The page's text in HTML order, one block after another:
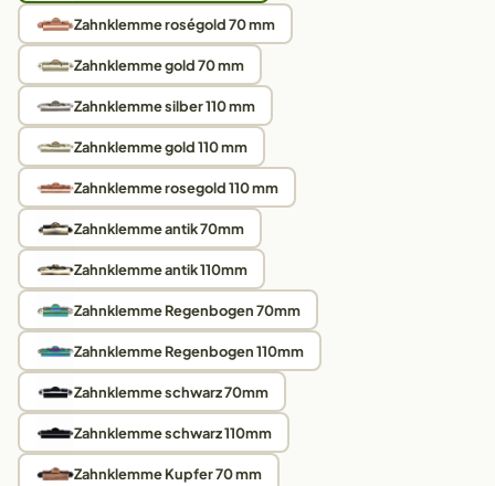
Zahnklemme roségold 70 mm
Zahnklemme gold 70 mm
Zahnklemme silber 110 mm
Zahnklemme gold 110 mm
Zahnklemme rosegold 110 mm
Zahnklemme antik 70mm
Zahnklemme antik 110mm
Zahnklemme Regenbogen 70mm
Zahnklemme Regenbogen 110mm
Zahnklemme schwarz 70mm
Zahnklemme schwarz 110mm
Zahnklemme Kupfer 70 mm